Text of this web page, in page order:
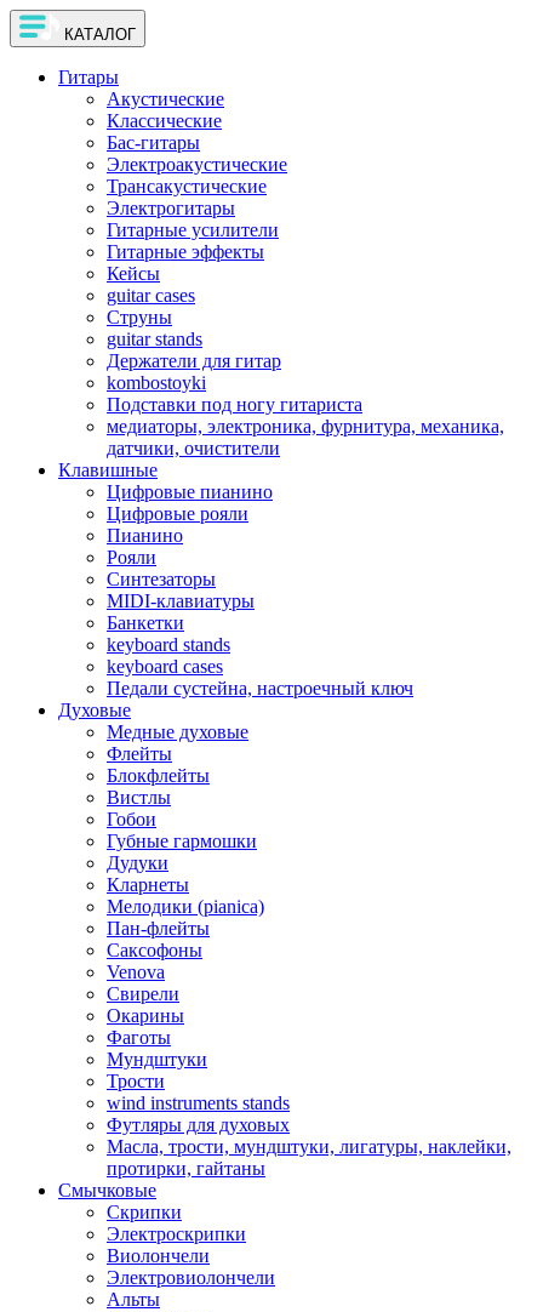
КАТАЛОГ
Гитары
Акустические
Классические
Бас-гитары
Электроакустические
Трансакустические
Электрогитары
Гитарные усилители
Гитарные эффекты
Кейсы
guitar cases
Струны
guitar stands
Держатели для гитар
kombostoyki
Подставки под ногу гитариста
медиаторы, электроника, фурнитура, механика,
датчики, очистители
Клавишные
Цифровые пианино
Цифровые рояли
Пианино
Рояли
Синтезаторы
MIDI-клавиатуры
Банкетки
keyboard stands
keyboard cases
Педали сустейна, настроечный ключ
Духовые
Медные духовые
Флейты
Блокфлейты
Вистлы
Гобои
Губные гармошки
Дудуки
Кларнеты
Мелодики (pianica)
Пан-флейты
Саксофоны
Venova
Свирели
Окарины
Фаготы
Мундштуки
Трости
wind instruments stands
Футляры для духовых
Масла, трости, мундштуки, лигатуры, наклейки,
протирки, гайтаны
Смычковые
Скрипки
Электроскрипки
Виолончели
Электровиолончели
Альты